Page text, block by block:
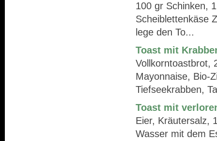
100 gr Schinken,
Scheiblettenkäse
lege den To...
Toast mit
Vollkorntoastbrot,
Mayonnaise, Bio-
Tiefseekrabben,
Toast mit
Eier, Kräutersalz,
Wasser mit dem